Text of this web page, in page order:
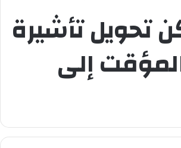
تحويل تأشيرة
إلى